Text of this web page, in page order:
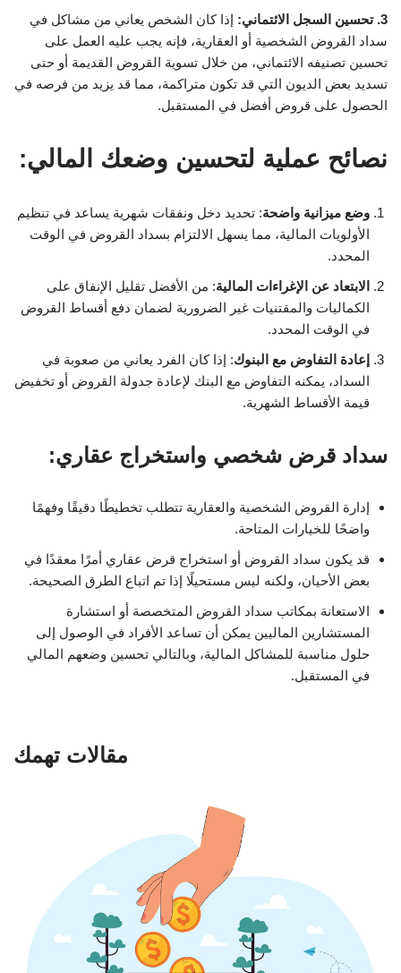
3. تحسين السجل الائتماني:
إذا كان الشخص يعاني من مشاكل في
سداد القروض الشخصية أو العقارية، فإنه يجب عليه العمل على
تحسين تصنيفه الائتماني، من خلال تسوية القروض القديمة أو حتى
تسديد بعض الديون التي قد تكون متراكمة، مما قد يزيد من فرصه في
الحصول على قروض أفضل في المستقبل.
نصائح عملية لتحسين وضعك المالي:
وضع ميزانية واضحة: تحديد دخل ونفقات شهرية يساعد في تنظيم
الأولويات المالية، مما يسهل الالتزام بسداد القروض في الوقت
المحدد.
الابتعاد عن الإغراءات المالية: من الأفضل تقليل الإنفاق على
الكماليات والمقتنيات غير الضرورية لضمان دفع أقساط القروض
في الوقت المحدد.
إعادة التفاوض مع البنوك: إذا كان الفرد يعاني من صعوبة في
السداد، يمكنه التفاوض مع البنك لإعادة جدولة القروض أو تخفيض
قيمة الأقساط الشهرية.
سداد قرض شخصي واستخراج عقاري:
إدارة القروض الشخصية والعقارية تتطلب تخطيطًا دقيقًا وفهمًا
واضحًا للخيارات المتاحة.
قد يكون سداد القروض أو استخراج قرض عقاري أمرًا معقدًا في
بعض الأحيان، ولكنه ليس مستحيلًا إذا تم اتباع الطرق الصحيحة.
الاستعانة بمكاتب سداد القروض المتخصصة أو استشارة
المستشارين الماليين يمكن أن تساعد الأفراد في الوصول إلى
حلول مناسبة للمشاكل المالية، وبالتالي تحسين وضعهم المالي
في المستقبل.
مقالات تهمك